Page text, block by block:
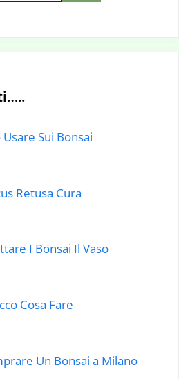
Sui Bonsai
Retusa Cura
I Bonsai Il Vaso
Cosa Fare
Un Bonsai a Milano